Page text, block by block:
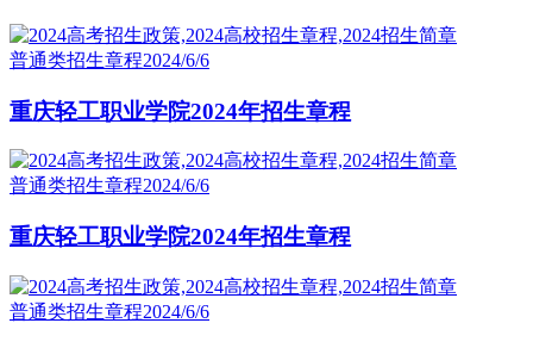
普通类招生章程2024/6/6
重庆轻工职业学院2024年招生章程
普通类招生章程2024/6/6
重庆轻工职业学院2024年招生章程
普通类招生章程2024/6/6